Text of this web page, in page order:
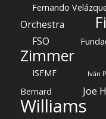
Fernando
Orchestra
FSO
Zimmer
ISFMF
Iván
Bernard
Joe
Williams